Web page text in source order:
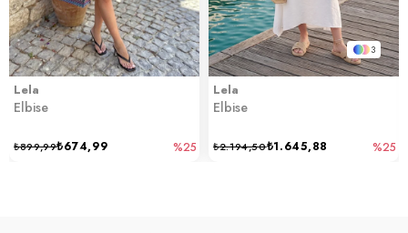
Lela
Elbise
₺674,99
₺899,99 %25
3
Lela
Elbise
₺1.645,88
₺2.194,50 %25